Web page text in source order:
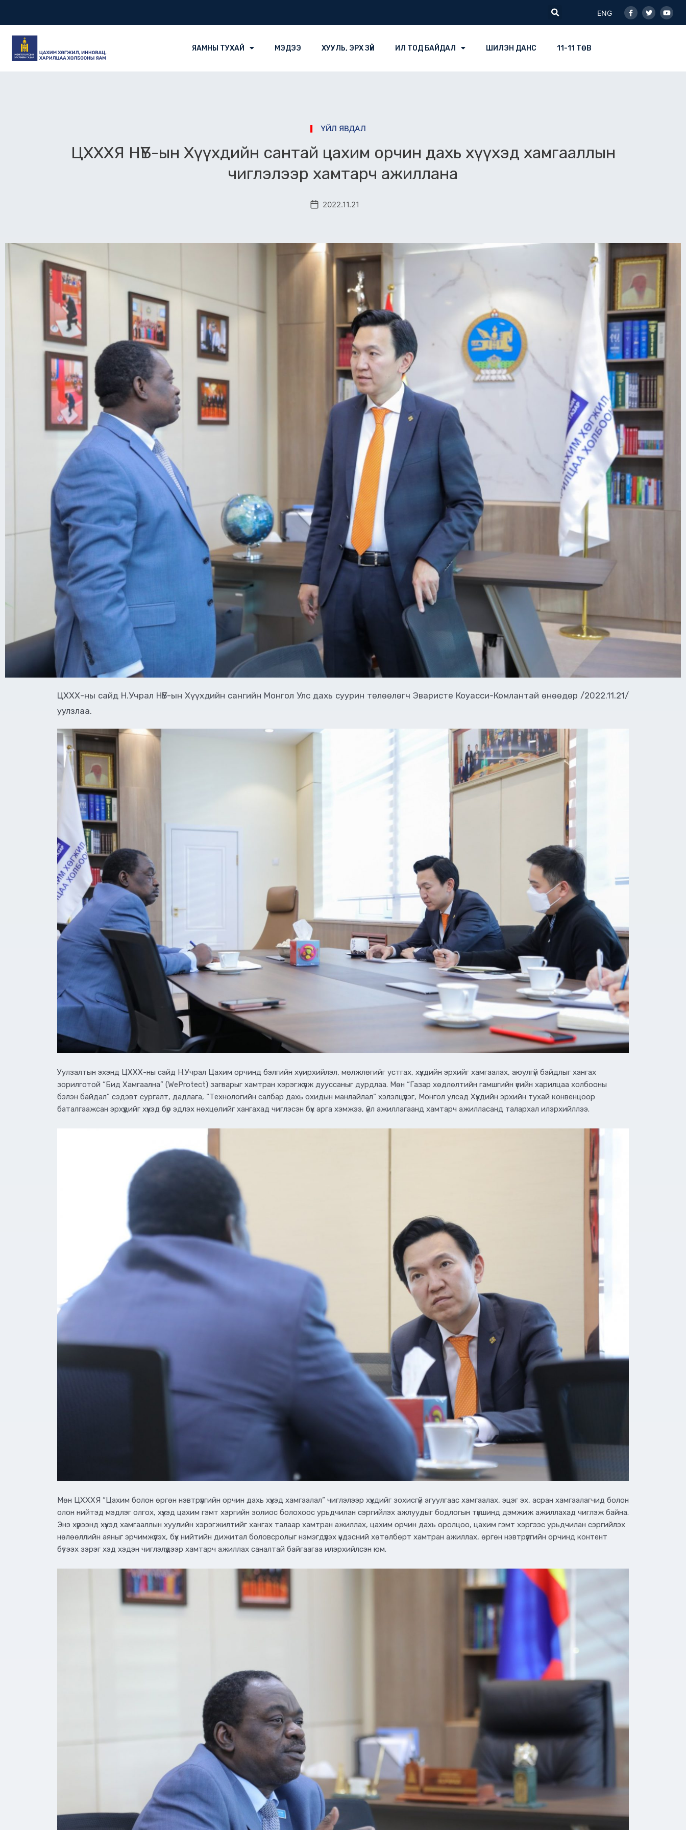
Search
ENG
f
ЯАМНЫ ТУХАЙ МЭДЭЭ ХУУЛЬ, ЭРХ ЗҮЙ ИЛ ТОД БАЙДАЛ ШИЛЭН ДАНС 11-11 ТӨВ
ҮЙЛ ЯВДАЛ
ЦХХХЯ НҮБ-ын Хүүхдийн сантай цахим орчин дахь хүүхэд хамгааллын
чиглэлээр хамтарч ажиллана
2022.11.21
ЦХХХ-ны сайд Н.Учрал НҮБ-ын Хүүхдийн сангийн Монгол Улс дахь суурин төлөөлөгч Эваристе Коуасси-Комлантай өнөөдөр /2022.11.21/
уулзлаа.
Уулзалтын эхэнд ЦХХХ-ны сайд Н.Учрал Цахим орчинд бэлгийн хүчирхийлэл, мөлжлөгийг устгах, хүүхдийн эрхийг хамгаалах, аюулгүй байдлыг хангах
зорилготой “Бид Хамгаална” (WeProtect) загварыг хамтран хэрэгжүүлж дууссаныг дурдлаа. Мөн “Газар хөдлөлтийн гамшгийн үеийн харилцаа холбооны
бэлэн байдал” сэдэвт сургалт, дадлага, “Технологийн салбар дахь охидын манлайлал” хэлэлцүүлэг, Монгол улсад Хүүхдийн эрхийн тухай конвенцоор
баталгаажсан эрхүүдийг хүүхэд бүр эдлэх нөхцөлийг хангахад чиглэсэн бүх арга хэмжээ, үйл ажиллагаанд хамтарч ажилласанд талархал илэрхийллээ.
Мөн ЦХХХЯ “Цахим болон өргөн нэвтрүүлгийн орчин дахь хүүхэд хамгаалал” чиглэлээр хүүхдийг зохисгүй агуулгаас хамгаалах, эцэг эх, асран хамгаалагчид болон
олон нийтэд мэдлэг олгох, хүүхэд цахим гэмт хэргийн золиос болохоос урьдчилан сэргийлэх ажлуудыг бодлогын түвшинд дэмжиж ажиллахад чиглэж байна.
Энэ хүрээнд хүүхэд хамгааллын хуулийн хэрэгжилтийг хангах талаар хамтран ажиллах, цахим орчин дахь оролцоо, цахим гэмт хэргээс урьдчилан сэргийлэх
нөлөөллийн аяныг эрчимжүүлэх, бүх нийтийн дижитал боловсролыг нэмэгдүүлэх үндэсний хөтөлбөрт хамтран ажиллах, өргөн нэвтрүүлгийн орчинд контент
бүтээх зэрэг хэд хэдэн чиглэлүүдээр хамтарч ажиллах саналтай байгаагаа илэрхийлсэн юм.